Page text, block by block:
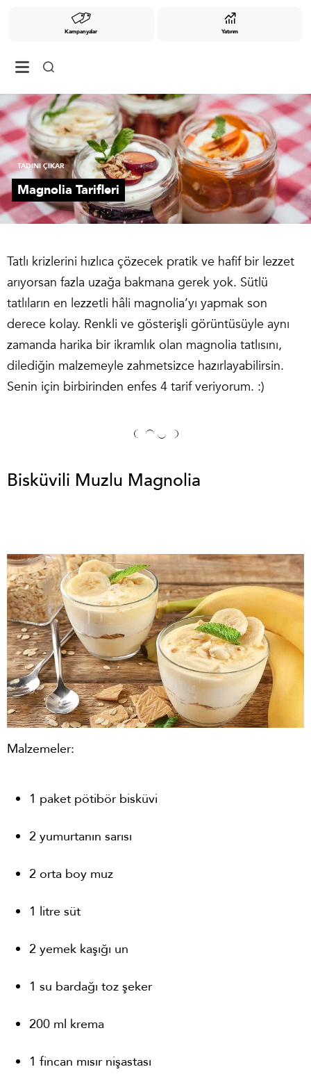
Kampanyalar Yatırım
TADINI ÇIKAR
Magnolia Tarifleri
Tatlı krizlerini hızlıca çözecek pratik ve hafif bir lezzet
arıyorsan fazla uzağa bakmana gerek yok. Sütlü
tatlıların en lezzetli hâli magnolia’yı yapmak son
derece kolay. Renkli ve gösterişli görüntüsüyle aynı
zamanda harika bir ikramlık olan magnolia tatlısını,
dilediğin malzemeyle zahmetsizce hazırlayabilirsin.
Senin için birbirinden enfes 4 tarif veriyorum. :)
Bisküvili Muzlu Magnolia
Malzemeler:
1 paket pötibör bisküvi
2 yumurtanın sarısı
2 orta boy muz
1 litre süt
2 yemek kaşığı un
1 su bardağı toz şeker
200 ml krema
1 fincan mısır nişastası